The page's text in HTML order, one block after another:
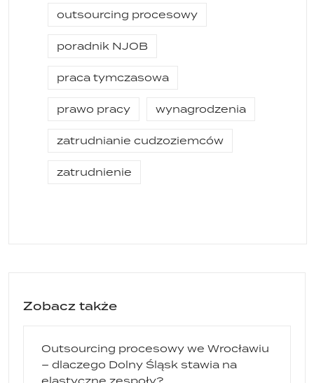
outsourcing procesowy
poradnik NJOB
praca tymczasowa
prawo pracy wynagrodzenia
zatrudnianie cudzoziemców
zatrudnienie
Zobacz także
Outsourcing procesowy we Wrocławiu
– dlaczego Dolny Śląsk stawia na